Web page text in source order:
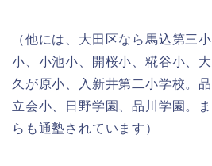
（他には、大田区なら馬込第三
小、小池小、開桜小、糀谷小、
久が原小、入新井第二小学校。
立会小、日野学園、品川学園。
らも通塾されています）